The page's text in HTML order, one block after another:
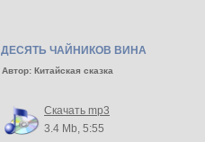
ДЕСЯТЬ ЧАЙНИКОВ ВИНА
Автор: Китайская сказка
Скачать mp3
3.4 Mb, 5:55